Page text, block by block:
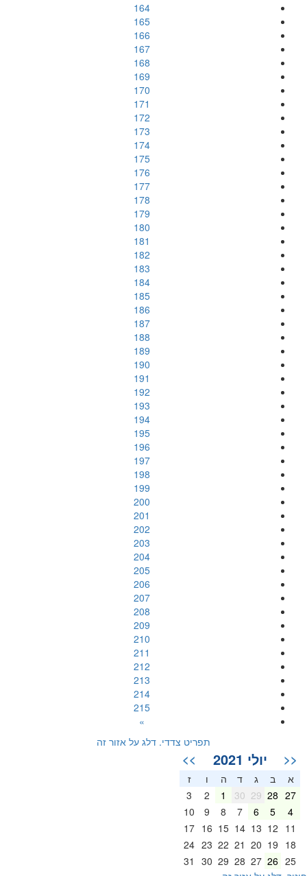
164
165
166
167
168
169
170
171
172
173
174
175
176
177
178
179
180
181
182
183
184
185
186
187
188
189
190
191
192
193
194
195
196
197
198
199
200
201
202
203
204
205
206
207
208
209
210
211
212
213
214
215
»
תפריט צדדי. דלג על אזור זה
<< יולי 2021 >>
א ב ג ד ה
ז
27
28
29
30
2
3
4
5
6
7
8
9
10
11
12
13
14
15
16
17
18
19
20
21
22
23
24
25
26
27
28
29
30
31